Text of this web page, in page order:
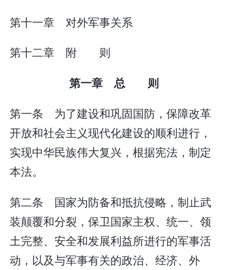
第十一章 对外军事关系
第十二章 附 则
第一章 总 则
第一条 为了建设和巩固国防，保障改革
开放和社会主义现代化建设的顺利进行，
实现中华民族伟大复兴，根据宪法，制定
本法。
第二条 国家为防备和抵抗侵略，制止武
装颠覆和分裂，保卫国家主权、统一、领
土完整、安全和发展利益所进行的军事活
动，以及与军事有关的政治、经济、外